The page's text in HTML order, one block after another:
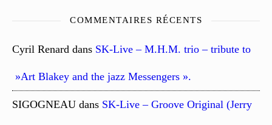
COMMENTAIRES RÉCENTS
Cyril Renard dans SK-Live – M.H.M. trio – tribute to
»Art Blakey and the jazz Messengers ».
SIGOGNEAU dans SK-Live – Groove Original (Jerry